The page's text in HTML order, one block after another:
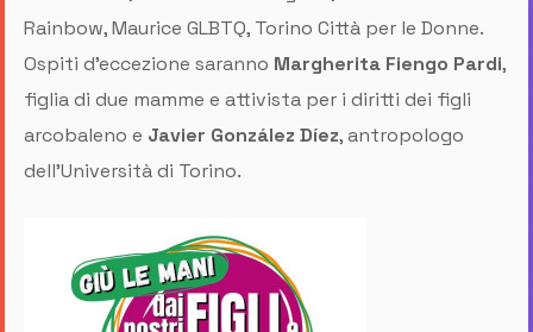
Rainbow, Maurice GLBTQ, Torino Città per le Donne.
Ospiti d’eccezione saranno Margherita Fiengo Pardi,
figlia di due mamme e attivista per i diritti dei figli
arcobaleno e Javier González Díez, antropologo
dell’Università di Torino.